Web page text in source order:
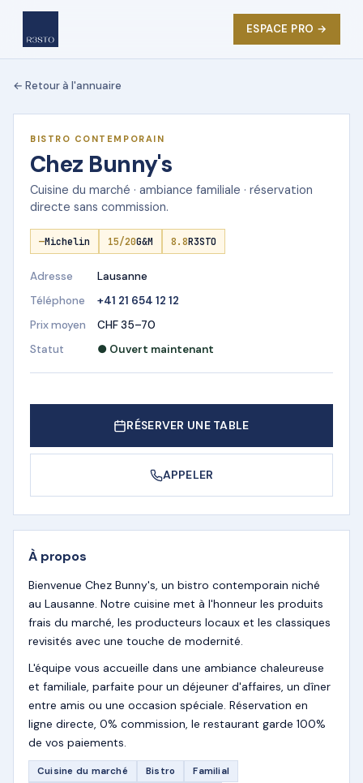
ESPACE PRO →
← Retour à l'annuaire
★ DÉMO R3STO
BISTRO CONTEMPORAIN
Chez Bunny's
Cuisine du marché · ambiance familiale · réservation
directe sans commission.
—Michelin 15/20G&M 8.8R3STO
Adresse
Lausanne
Téléphone
+41 21 654 12 12
Prix moyen
CHF 35–70
Statut
● Ouvert maintenant
RÉSERVER UNE TABLE
APPELER
À propos
Bienvenue Chez Bunny's, un bistro contemporain niché
au Lausanne. Notre cuisine met à l'honneur les produits
frais du marché, les producteurs locaux et les classiques
revisités avec une touche de modernité.
L'équipe vous accueille dans une ambiance chaleureuse
et familiale, parfaite pour un déjeuner d'affaires, un dîner
entre amis ou une occasion spéciale. Réservation en
ligne directe, 0% commission, le restaurant garde 100%
de vos paiements.
Cuisine du marché Bistro
Familial